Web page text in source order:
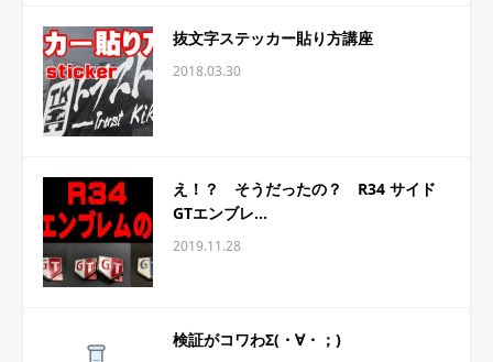
抜文字ステッカー貼り方講座
2018.03.30
え！？ そうだったの？ R34 サイド
GTエンブレ...
2019.11.28
検証がコワわΣ(・∀・；)